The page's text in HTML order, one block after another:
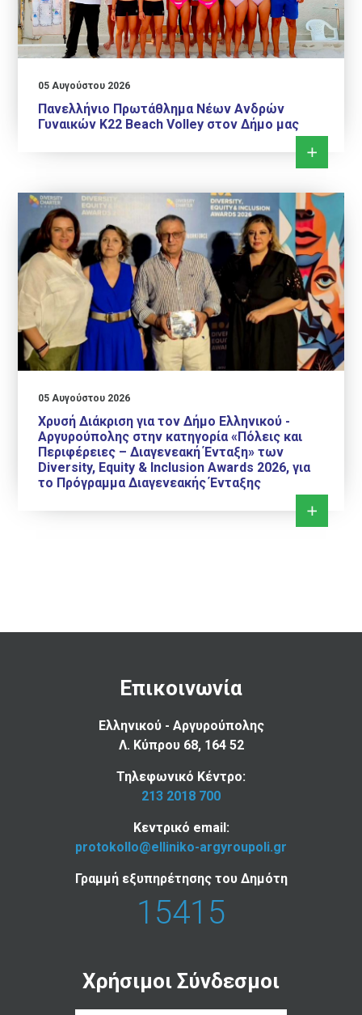
05 Αυγούστου 2026
Πανελλήνιο Πρωτάθλημα Νέων Ανδρών
Γυναικών Κ22 Beach Volley στον Δήμο μας
05 Αυγούστου 2026
Χρυσή Διάκριση για τον Δήμο Ελληνικού -
Αργυρούπολης στην κατηγορία «Πόλεις και
Περιφέρειες – Διαγενεακή Ένταξη» των
Diversity, Equity & Inclusion Awards 2026, για
το Πρόγραμμα Διαγενεακής Ένταξης
Επικοινωνία
Ελληνικού - Αργυρούπολης
Λ. Κύπρου 68, 164 52
Τηλεφωνικό Κέντρο:
213 2018 700
Κεντρικό email:
protokollo@elliniko-argyroupoli.gr
Γραμμή εξυπηρέτησης του Δημότη
15415
Χρήσιμοι Σύνδεσμοι